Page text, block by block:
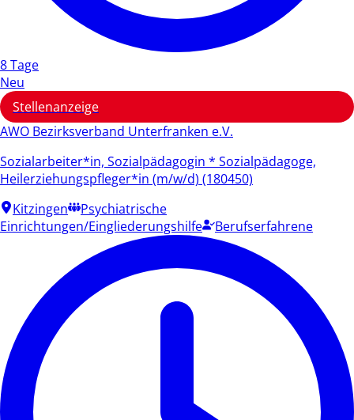
8 Tage
Neu
Stellenanzeige
AWO Bezirksverband Unterfranken e.V.
Sozialarbeiter*in, Sozialpädagogin * Sozialpädagoge,
Heilerziehungspfleger*in (m/w/d) (180450)
Kitzingen
Psychiatrische
Einrichtungen/Eingliederungshilfe
Berufserfahrene